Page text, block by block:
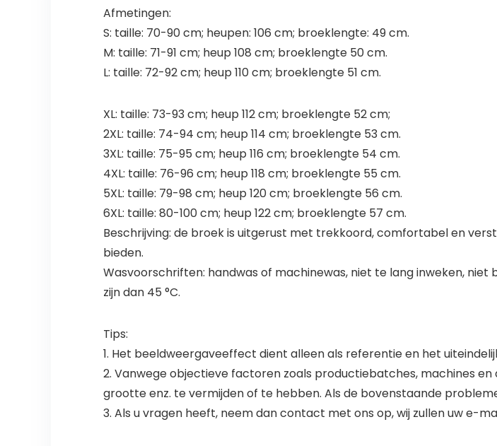
Afmetingen:
S: taille: 70-90 cm; heupen: 106 cm; broeklengte: 49 cm.
M: taille: 71-91 cm; heup 108 cm; broeklengte 50 cm.
L: taille: 72-92 cm; heup 110 cm; broeklengte 51 cm.
XL: taille: 73-93 cm; heup 112 cm; broeklengte 52 cm;
2XL: taille: 74-94 cm; heup 114 cm; broeklengte 53 cm.
3XL: taille: 75-95 cm; heup 116 cm; broeklengte 54 cm.
4XL: taille: 76-96 cm; heup 118 cm; broeklengte 55 cm.
5XL: taille: 79-98 cm; heup 120 cm; broeklengte 56 cm.
6XL: taille: 80-100 cm; heup 122 cm; broeklengte 57 cm.
Beschrijving: de broek is uitgerust met trekkoord, comfortabel en
bieden.
Wasvoorschriften: handwas of machinewas, niet te lang inweken,
zijn dan 45 °C.
Tips:
1. Het beeldweergaveeffect dient alleen als referentie en het
2. Vanwege objectieve factoren zoals productiebatches, machines
grootte enz. te vermijden of te hebben. Als de bovenstaande
3. Als u vragen heeft, neem dan contact met ons op, wij zullen uw e-